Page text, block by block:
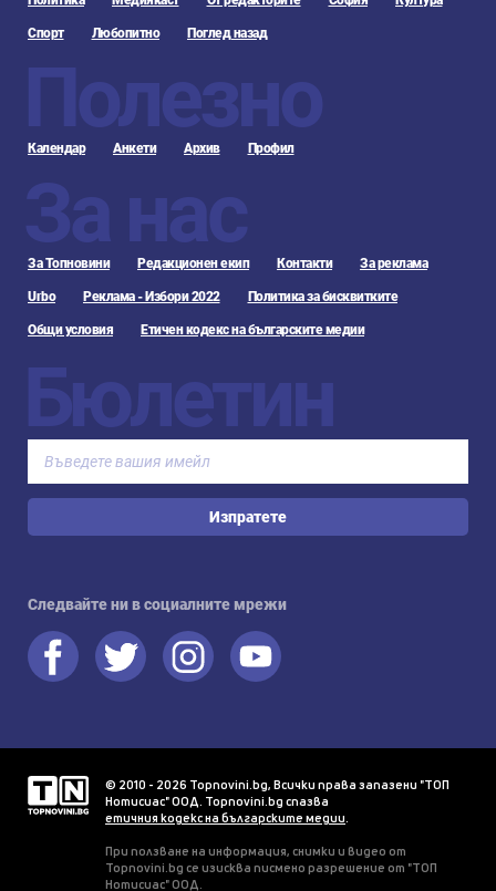
Спорт Любопитно Поглед назад
Полезно
Календар Анкети Архив Профил
За нас
За Топновини Редакционен екип Контакти За реклама
Urbo Реклама - Избори 2022 Политика за бисквитките
Общи условия Етичен кодекс на българските медии
Бюлетин
Изпратете
Следвайте ни в социалните мрежи
© 2010 - 2026 Topnovini.bg, Всички права запазени "ТОП
Нотисиас" ООД. Topnovini.bg спазва
етичния кодекс на българските медии.
При ползване на информация, снимки и видео от
Topnovini.bg се изисква писмено разрешение от "ТОП
Нотисиас" ООД.